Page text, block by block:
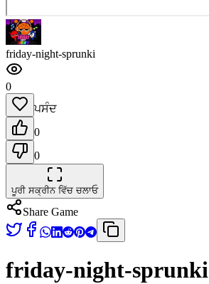
friday-night-sprunki
0
ਪਸੰਦ
0
0
ਪੂਰੀ ਸਕ੍ਰੀਨ ਵਿੱਚ ਚਲਾਓ
Share Game
friday-night-sprunki